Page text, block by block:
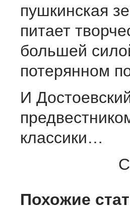
пушкинская
питает
большей
потерянном
И
классики…
Похожие